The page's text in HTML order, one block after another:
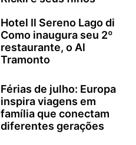
Hotel Il Sereno Lago di
Como inaugura seu 2º
restaurante, o Al
Tramonto
Férias de julho: Europa
inspira viagens em
família que conectam
diferentes gerações